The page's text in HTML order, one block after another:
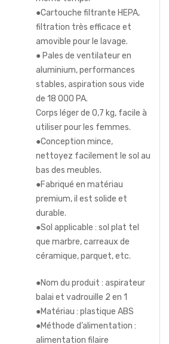
●Cartouche filtrante HEPA,
filtration très efficace et
amovible pour le lavage.
● Pales de ventilateur en
aluminium, performances
stables, aspiration sous vide
de 18 000 PA.
Corps léger de 0,7 kg, facile à
utiliser pour les femmes.
●Conception mince,
nettoyez facilement le sol au
bas des meubles.
●Fabriqué en matériau
premium, il est solide et
durable.
●Sol applicable : sol plat tel
que marbre, carreaux de
céramique, parquet, etc.
●Nom du produit : aspirateur
balai et vadrouille 2 en 1
●Matériau : plastique ABS
●Méthode d’alimentation :
alimentation filaire